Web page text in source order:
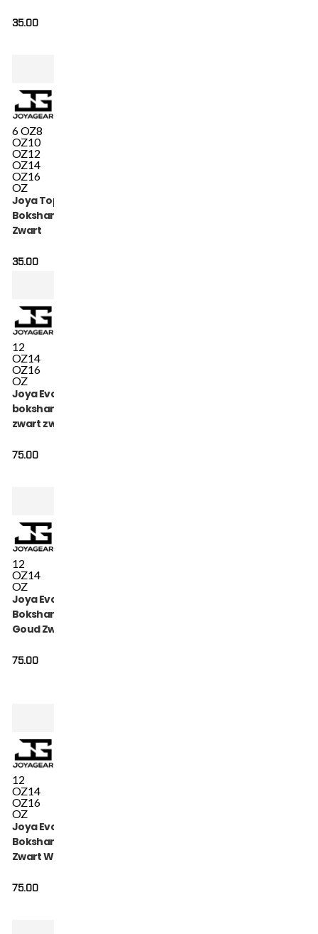
35.00
6 OZ8
OZ10
OZ12
OZ14
OZ16
OZ
Joya Top Tien Pro
Bokshandschoenen
Zwart
35.00
12
OZ14
OZ16
OZ
Joya Evolution
bokshandschoenen
zwart zwart
75.00
12
OZ14
OZ
Joya Evolution
Bokshandschoenen
Goud Zwart
75.00
12
OZ14
OZ16
OZ
Joya Evolution
Bokshandschoenen
Zwart Wit
75.00